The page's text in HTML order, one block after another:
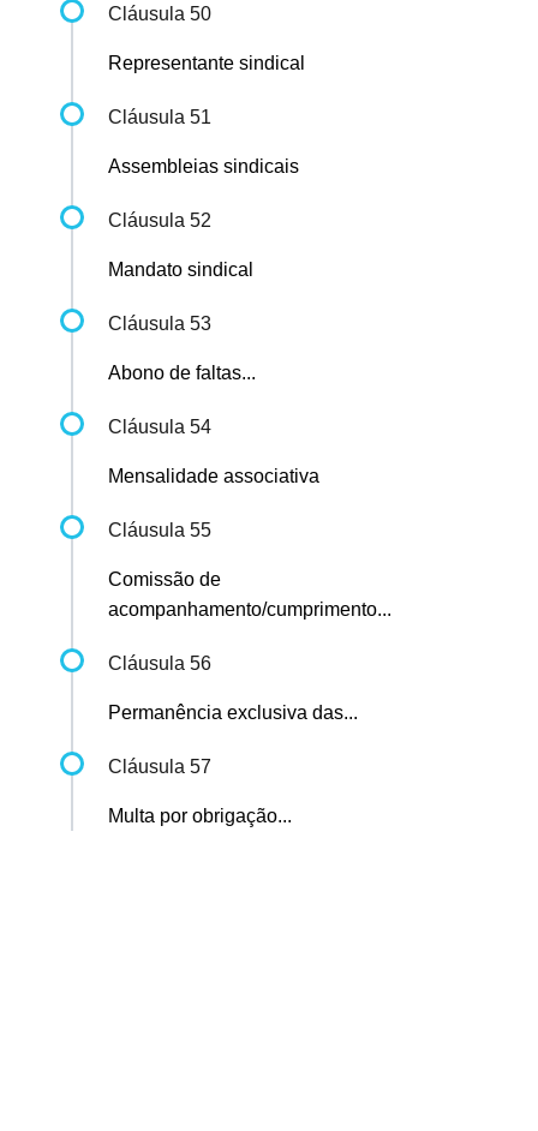
Cláusula 50
Representante sindical
Cláusula 51
Assembleias sindicais
Cláusula 52
Mandato sindical
Cláusula 53
Abono de faltas...
Cláusula 54
Mensalidade associativa
Cláusula 55
Comissão de
acompanhamento/cumprimento...
Cláusula 56
Permanência exclusiva das...
Cláusula 57
Multa por obrigação...